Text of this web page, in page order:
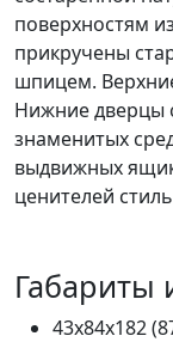
поверхностям
прикручены
шпицем.
Нижние дверцы
знаменитых
выдвижных
ценителей
Габариты
43x84x182